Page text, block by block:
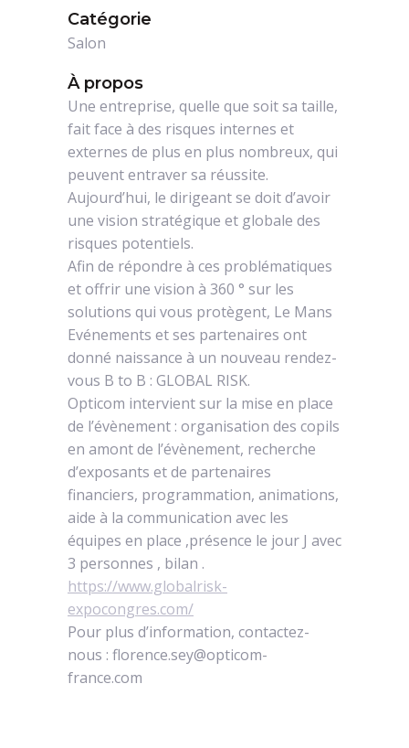
Catégorie
Salon
À propos
Une entreprise, quelle que soit sa taille,
fait face à des risques internes et
externes de plus en plus nombreux, qui
peuvent entraver sa réussite.
Aujourd’hui, le dirigeant se doit d’avoir
une vision stratégique et globale des
risques potentiels.
Afin de répondre à ces problématiques
et offrir une vision à 360 ° sur les
solutions qui vous protègent, Le Mans
Evénements et ses partenaires ont
donné naissance à un nouveau rendez-
vous B to B : GLOBAL RISK.
Opticom intervient sur la mise en place
de l’évènement : organisation des copils
en amont de l’évènement, recherche
d’exposants et de partenaires
financiers, programmation, animations,
aide à la communication avec les
équipes en place ,présence le jour J avec
3 personnes , bilan .
https://www.globalrisk-
expocongres.com/
Pour plus d’information, contactez-
nous : florence.sey@opticom-
france.com